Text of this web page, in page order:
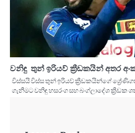
වනිඳු තුන් ඉරියව් ක්‍රීඩකයින් අතර
විස්සයි විස්ස තුන් ඉරියව් ක්‍රීඩකයින්ගේ
ගැනීමට වනිඳු හසරංග සහ බංග්ලාදේශ